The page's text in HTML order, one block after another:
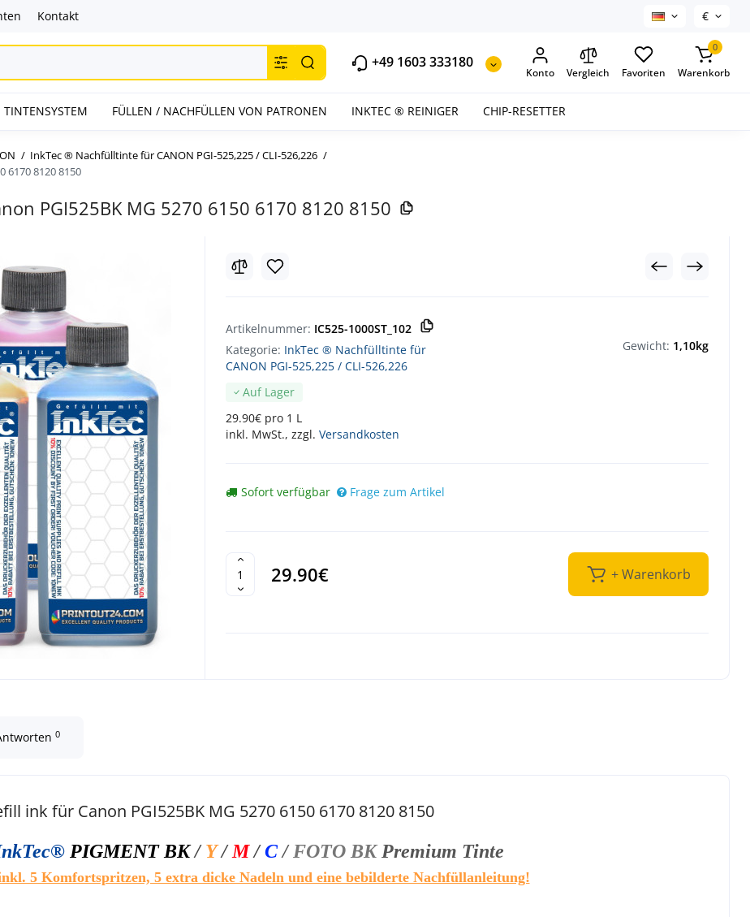
Kontakt €
+49 1603 333180
Konto Vergleich Favoriten
0
Warenkorb
FÜLLEN / NACHFÜLLEN VON PATRONEN INKTEC ® REINIGER CHIP-RESETTER
InkTec ® Nachfülltinte für CANON PGI-525,225 / CLI-526,226
6170 8120 8150
PGI525BK MG 5270 6150 6170 8120 8150
Artikelnummer: IC525-1000ST_102
Kategorie: InkTec ® Nachfülltinte für
CANON PGI-525,225 / CLI-526,226
Auf Lager
29.90€ pro 1 L
inkl. MwSt., zzgl. Versandkosten
Gewicht: 1,10kg
Sofort verfügbar Frage zum Artikel
29.90€ + Warenkorb
0
ink für Canon PGI525BK MG 5270 6150 6170 8120 8150
PIGMENT BK/Y/M/C/ FOTO BK Premium Tinte
5 Komfortspritzen, 5 extra dicke Nadeln und eine bebilderte Nachfüllanleitung!